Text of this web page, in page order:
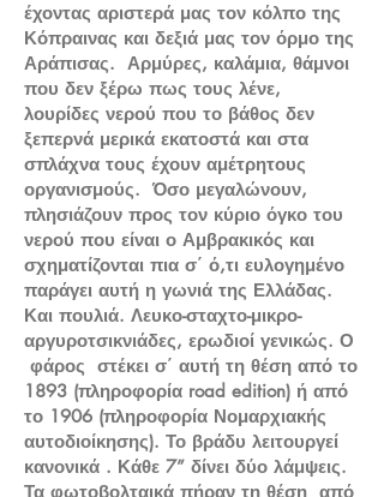
έχοντας αριστερά μας τον κόλπο της
Κόπραινας και δεξιά μας τον όρμο της
Αράπισας. Αρμύρες, καλάμια, θάμνοι
που δεν ξέρω πως τους λένε,
λουρίδες νερού που το βάθος δεν
ξεπερνά μερικά εκατοστά και στα
σπλάχνα τους έχουν αμέτρητους
οργανισμούς. Όσο μεγαλώνουν,
πλησιάζουν προς τον κύριο όγκο του
νερού που είναι ο Αμβρακικός και
σχηματίζονται πια σ΄ ό,τι ευλογημένο
παράγει αυτή η γωνιά της Ελλάδας.
Και πουλιά. Λευκο-σταχτο-μικρο-
αργυροτσικνιάδες, ερωδιοί γενικώς. Ο
φάρος στέκει σ΄ αυτή τη θέση από το
1893 (πληροφορία road edition) ή από
το 1906 (πληροφορία Νομαρχιακής
αυτοδιοίκησης). Το βράδυ λειτουργεί
κανονικά . Κάθε 7” δίνει δύο λάμψεις.
Τα φωτοβολταικά πήραν τη θέση από